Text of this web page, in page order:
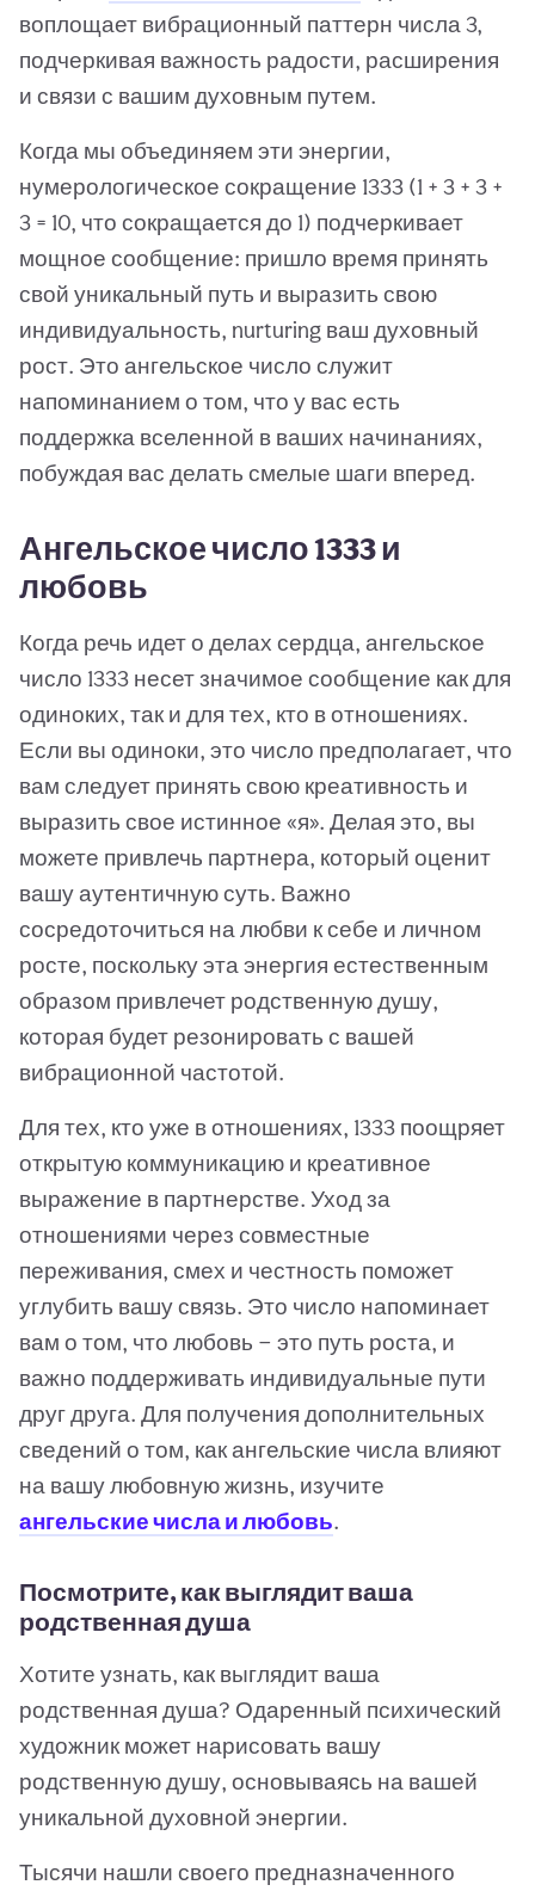
воплощает вибрационный паттерн числа 3,
подчеркивая важность радости, расширения
и связи с вашим духовным путем.
Когда мы объединяем эти энергии,
нумерологическое сокращение 1333 (1 + 3 + 3 +
3 = 10, что сокращается до 1) подчеркивает
мощное сообщение: пришло время принять
свой уникальный путь и выразить свою
индивидуальность, nurturing ваш духовный
рост. Это ангельское число служит
напоминанием о том, что у вас есть
поддержка вселенной в ваших начинаниях,
побуждая вас делать смелые шаги вперед.
Ангельское число 1333 и
любовь
Когда речь идет о делах сердца, ангельское
число 1333 несет значимое сообщение как для
одиноких, так и для тех, кто в отношениях.
Если вы одиноки, это число предполагает, что
вам следует принять свою креативность и
выразить свое истинное «я». Делая это, вы
можете привлечь партнера, который оценит
вашу аутентичную суть. Важно
сосредоточиться на любви к себе и личном
росте, поскольку эта энергия естественным
образом привлечет родственную душу,
которая будет резонировать с вашей
вибрационной частотой.
Для тех, кто уже в отношениях, 1333 поощряет
открытую коммуникацию и креативное
выражение в партнерстве. Уход за
отношениями через совместные
переживания, смех и честность поможет
углубить вашу связь. Это число напоминает
вам о том, что любовь — это путь роста, и
важно поддерживать индивидуальные пути
друг друга. Для получения дополнительных
сведений о том, как ангельские числа влияют
на вашу любовную жизнь, изучите
ангельские числа и любовь.
Посмотрите, как выглядит ваша
родственная душа
Хотите узнать, как выглядит ваша
родственная душа? Одаренный психический
художник может нарисовать вашу
родственную душу, основываясь на вашей
уникальной духовной энергии.
Тысячи нашли своего предназначенного